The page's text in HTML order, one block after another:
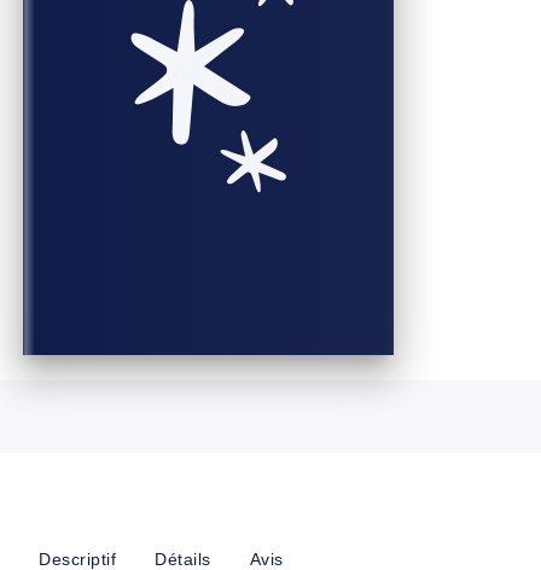
Descriptif Détails Avis